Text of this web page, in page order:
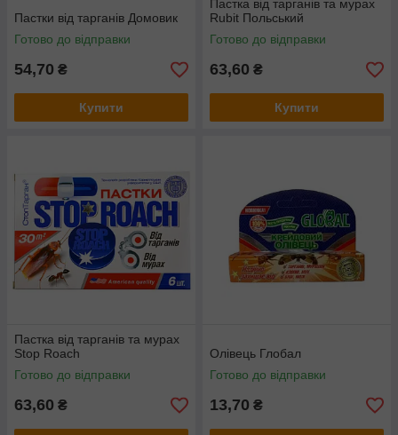
Пастки від тарганів Домовик
Готово до відправки
54,70 ₴
Купити
Пастка від тарганів та мурах
Rubit Польський
Готово до відправки
63,60 ₴
Купити
Пастка від тарганів та мурах
Stop Roach
Готово до відправки
63,60 ₴
Олівець Глобал
Готово до відправки
13,70 ₴